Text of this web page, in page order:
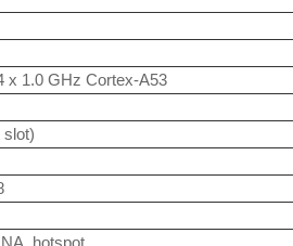
x 1.0 GHz Cortex-A53
hotspot